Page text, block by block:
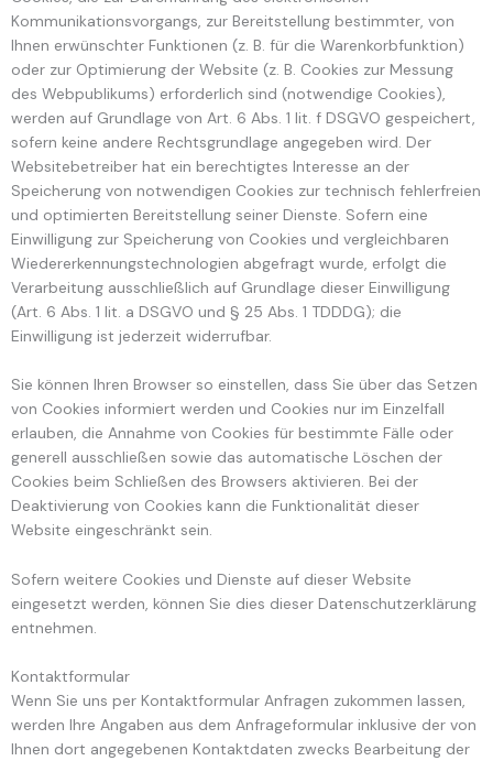
Kommunikationsvorgangs, zur Bereitstellung bestimmter, von
Ihnen erwünschter Funktionen (z. B. für die Warenkorbfunktion)
oder zur Optimierung der Website (z. B. Cookies zur Messung
des Webpublikums) erforderlich sind (notwendige Cookies),
werden auf Grundlage von Art. 6 Abs. 1 lit. f DSGVO gespeichert,
sofern keine andere Rechtsgrundlage angegeben wird. Der
Websitebetreiber hat ein berechtigtes Interesse an der
Speicherung von notwendigen Cookies zur technisch fehlerfreien
und optimierten Bereitstellung seiner Dienste. Sofern eine
Einwilligung zur Speicherung von Cookies und vergleichbaren
Wiedererkennungstechnologien abgefragt wurde, erfolgt die
Verarbeitung ausschließlich auf Grundlage dieser Einwilligung
(Art. 6 Abs. 1 lit. a DSGVO und § 25 Abs. 1 TDDDG); die
Einwilligung ist jederzeit widerrufbar.
Sie können Ihren Browser so einstellen, dass Sie über das Setzen
von Cookies informiert werden und Cookies nur im Einzelfall
erlauben, die Annahme von Cookies für bestimmte Fälle oder
generell ausschließen sowie das automatische Löschen der
Cookies beim Schließen des Browsers aktivieren. Bei der
Deaktivierung von Cookies kann die Funktionalität dieser
Website eingeschränkt sein.
Sofern weitere Cookies und Dienste auf dieser Website
eingesetzt werden, können Sie dies dieser Datenschutzerklärung
entnehmen.
Kontaktformular
Wenn Sie uns per Kontaktformular Anfragen zukommen lassen,
werden Ihre Angaben aus dem Anfrageformular inklusive der von
Ihnen dort angegebenen Kontaktdaten zwecks Bearbeitung der